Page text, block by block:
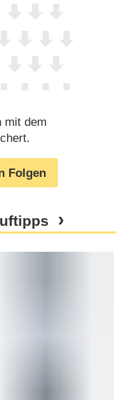
mit dem
Folgen